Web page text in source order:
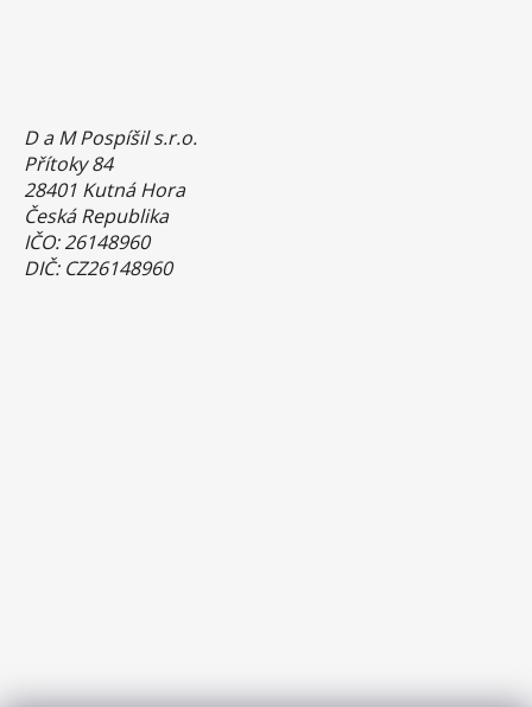
D a M Pospíšil s.r.o.
Přítoky 84
28401 Kutná Hora
Česká Republika
IČO: 26148960
DIČ: CZ26148960